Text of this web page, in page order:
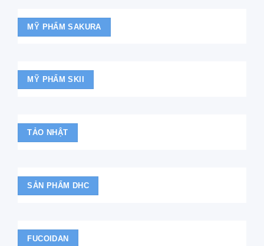
MỸ PHẨM SAKURA
MỸ PHẨM SKII
TẢO NHẬT
SẢN PHẨM DHC
FUCOIDAN